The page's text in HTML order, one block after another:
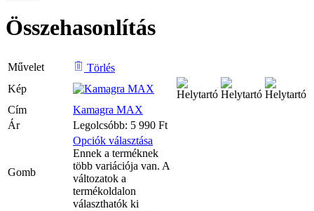
Összehasonlítás
Művelet
Törlés
Kép
Cím
Kamagra MAX
Ár
Legolcsóbb: 5 990 Ft
Gomb
Opciók választása
Ennek a terméknek
több variációja van. A
változatok a
termékoldalon
választhatók ki